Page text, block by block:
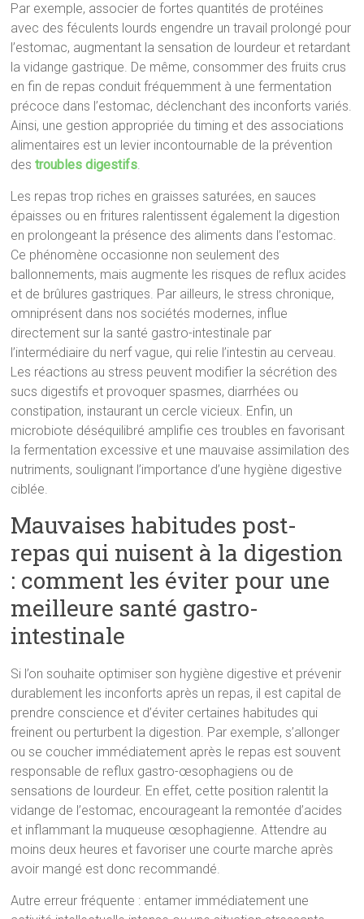
Par exemple, associer de fortes quantités de protéines
avec des féculents lourds engendre un travail prolongé pour
l’estomac, augmentant la sensation de lourdeur et retardant
la vidange gastrique. De même, consommer des fruits crus
en fin de repas conduit fréquemment à une fermentation
précoce dans l’estomac, déclenchant des inconforts variés.
Ainsi, une gestion appropriée du timing et des associations
alimentaires est un levier incontournable de la prévention
destroubles digestifs.
Les repas trop riches en graisses saturées, en sauces
épaisses ou en fritures ralentissent également la digestion
en prolongeant la présence des aliments dans l’estomac.
Ce phénomène occasionne non seulement des
ballonnements, mais augmente les risques de reflux acides
et de brûlures gastriques. Par ailleurs, le stress chronique,
omniprésent dans nos sociétés modernes, influe
directement sur la santé gastro-intestinale par
l’intermédiaire du nerf vague, qui relie l’intestin au cerveau.
Les réactions au stress peuvent modifier la sécrétion des
sucs digestifs et provoquer spasmes, diarrhées ou
constipation, instaurant un cercle vicieux. Enfin, un
microbiote déséquilibré amplifie ces troubles en favorisant
la fermentation excessive et une mauvaise assimilation des
nutriments, soulignant l’importance d’une hygiène digestive
ciblée.
Mauvaises habitudes post-
repas qui nuisent à la digestion
: comment les éviter pour une
meilleure santé gastro-
intestinale
Si l’on souhaite optimiser son hygiène digestive et prévenir
durablement les inconforts après un repas, il est capital de
prendre conscience et d’éviter certaines habitudes qui
freinent ou perturbent la digestion. Par exemple, s’allonger
ou se coucher immédiatement après le repas est souvent
responsable de reflux gastro-œsophagiens ou de
sensations de lourdeur. En effet, cette position ralentit la
vidange de l’estomac, encourageant la remontée d’acides
et inflammant la muqueuse œsophagienne. Attendre au
moins deux heures et favoriser une courte marche après
avoir mangé est donc recommandé.
Autre erreur fréquente : entamer immédiatement une